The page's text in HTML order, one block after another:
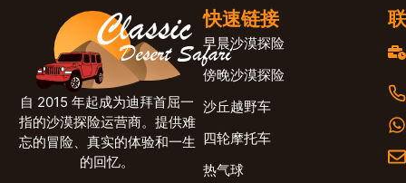
自 2015 年起成为迪拜首屈一
指的沙漠探险运营商。提供难
忘的冒险、真实的体验和一生
的回忆。
快速链接
早晨沙漠探险
傍晚沙漠探险
沙丘越野车
四轮摩托车
热气球